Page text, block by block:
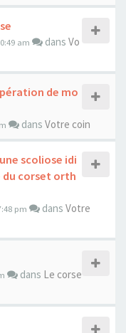
am dans Vo
de mo
dans Votre coin
scoliose idi
corset orth
pm dans Votre
dans Le corse